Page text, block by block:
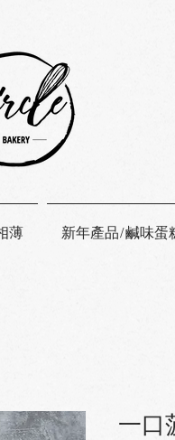
薄 新年產品/鹹味蛋
一口